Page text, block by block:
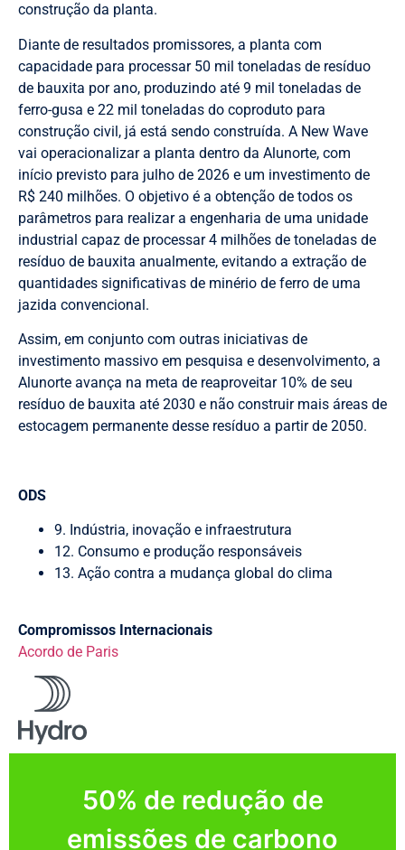
construção da planta.
Diante de resultados promissores, a planta com
capacidade para processar 50 mil toneladas de resíduo
de bauxita por ano, produzindo até 9 mil toneladas de
ferro-gusa e 22 mil toneladas do coproduto para
construção civil, já está sendo construída. A New Wave
vai operacionalizar a planta dentro da Alunorte, com
início previsto para julho de 2026 e um investimento de
R$ 240 milhões. O objetivo é a obtenção de todos os
parâmetros para realizar a engenharia de uma unidade
industrial capaz de processar 4 milhões de toneladas de
resíduo de bauxita anualmente, evitando a extração de
quantidades significativas de minério de ferro de uma
jazida convencional.
Assim, em conjunto com outras iniciativas de
investimento massivo em pesquisa e desenvolvimento, a
Alunorte avança na meta de reaproveitar 10% de seu
resíduo de bauxita até 2030 e não construir mais áreas de
estocagem permanente desse resíduo a partir de 2050.
ODS
9. Indústria, inovação e infraestrutura
12. Consumo e produção responsáveis
13. Ação contra a mudança global do clima
Compromissos Internacionais
Acordo de Paris
50% de redução de
emissões de carbono